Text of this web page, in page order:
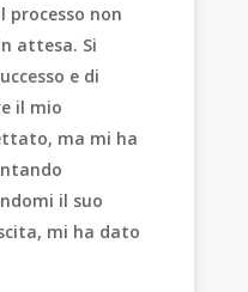
processo non
attesa. Si
e di
il mio
ma mi ha
il suo
mi ha dato